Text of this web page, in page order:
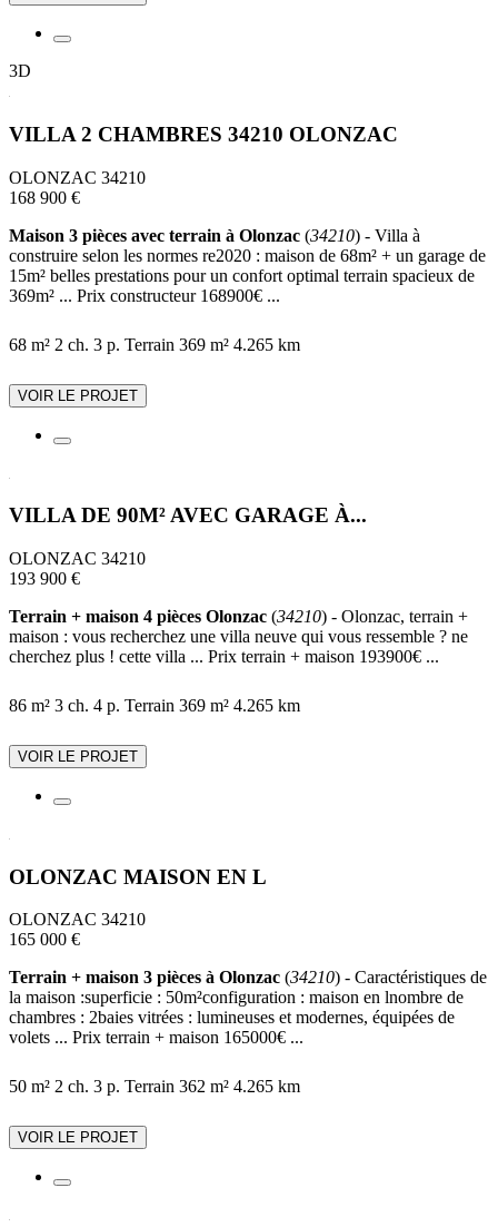
3D
VILLA 2 CHAMBRES 34210 OLONZAC
OLONZAC 34210
168 900 €
Maison 3 pièces avec terrain à Olonzac (34210) - Villa à
construire selon les normes re2020 : maison de 68m² + un garage de
15m² belles prestations pour un confort optimal terrain spacieux de
369m² ... Prix constructeur 168900€ ...
68 m² 2 ch. 3 p. Terrain 369 m² 4.265 km
VOIR LE PROJET
VILLA DE 90M² AVEC GARAGE À...
OLONZAC 34210
193 900 €
Terrain + maison 4 pièces Olonzac (34210) - Olonzac, terrain +
maison : vous recherchez une villa neuve qui vous ressemble ? ne
cherchez plus ! cette villa ... Prix terrain + maison 193900€ ...
86 m² 3 ch. 4 p. Terrain 369 m² 4.265 km
VOIR LE PROJET
OLONZAC MAISON EN L
OLONZAC 34210
165 000 €
Terrain + maison 3 pièces à Olonzac (34210) - Caractéristiques de
la maison :superficie : 50m²configuration : maison en lnombre de
chambres : 2baies vitrées : lumineuses et modernes, équipées de
volets ... Prix terrain + maison 165000€ ...
50 m² 2 ch. 3 p. Terrain 362 m² 4.265 km
VOIR LE PROJET